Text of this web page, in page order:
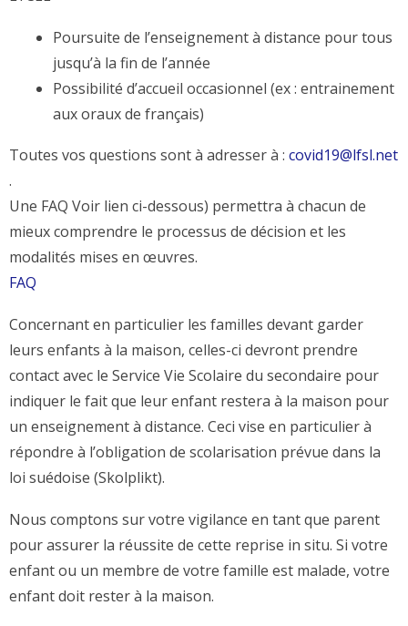
Poursuite de l’enseignement à distance pour tous
jusqu’à la fin de l’année
Possibilité d’accueil occasionnel (ex : entrainement
aux oraux de français)
Toutes vos questions sont à adresser à : covid19@lfsl.net
.
Une FAQ Voir lien ci-dessous) permettra à chacun de
mieux comprendre le processus de décision et les
modalités mises en œuvres.
FAQ
Concernant en particulier les familles devant garder
leurs enfants à la maison, celles-ci devront prendre
contact avec le Service Vie Scolaire du secondaire pour
indiquer le fait que leur enfant restera à la maison pour
un enseignement à distance. Ceci vise en particulier à
répondre à l’obligation de scolarisation prévue dans la
loi suédoise (Skolplikt).
Nous comptons sur votre vigilance en tant que parent
pour assurer la réussite de cette reprise in situ. Si votre
enfant ou un membre de votre famille est malade, votre
enfant doit rester à la maison.